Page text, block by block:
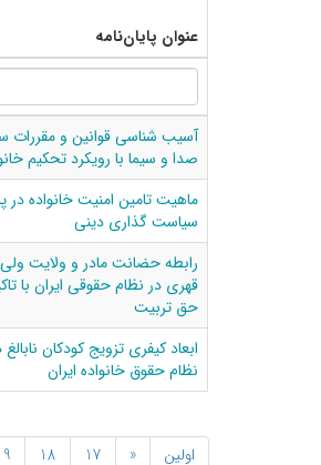
عنوان پایان‌نامه
آسیب شناسی قوانین و مقررات
صدا و سیما با رویکرد تحکیم
ماهیت تامین امنیت خانواده در
سیاست گذاری دینی
رابطه حضانت مادر و ولایت ولی
قهری در نظام حقوقی ایران با
حق تربیت
ابعاد کیفری تزویج کودکان نابالغ
نظام حقوق خانواده ایران
اولین «
17
18